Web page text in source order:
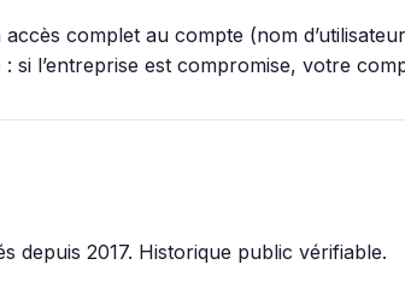
complet au compte (nom
si l’entreprise est compromise, votre
depuis 2017. Historique public vérifiable.